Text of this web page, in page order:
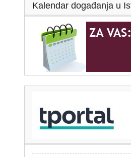
Kalendar događanja u
Siniša Krajač više nije glavni
je i tko će biti v.d.
Pulska policija uhvatila